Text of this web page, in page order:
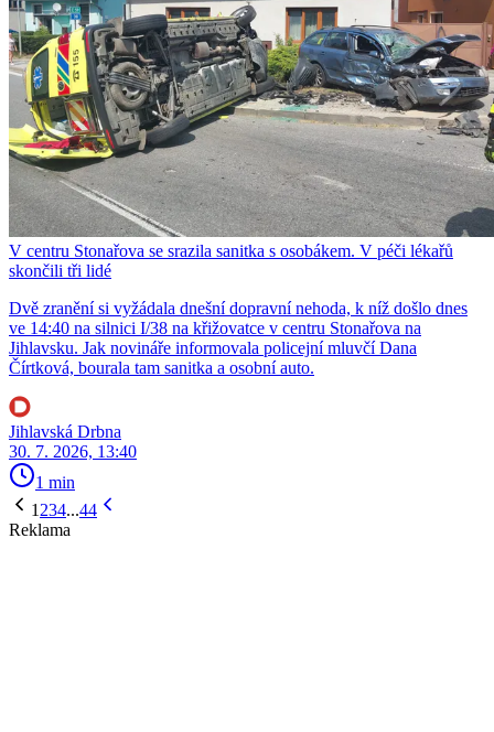
V centru Stonařova se srazila sanitka s osobákem. V péči lékařů
skončili tři lidé
Dvě zranění si vyžádala dnešní dopravní nehoda, k níž došlo dnes
ve 14:40 na silnici I/38 na křižovatce v centru Stonařova na
Jihlavsku. Jak novináře informovala policejní mluvčí Dana
Čírtková, bourala tam sanitka a osobní auto.
Jihlavská Drbna
30. 7. 2026, 13:40
1 min
1 234...44
Reklama